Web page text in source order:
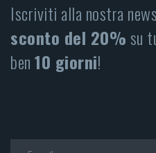
Iscriviti alla nostra
sconto del 20%su
ben10 giorni!